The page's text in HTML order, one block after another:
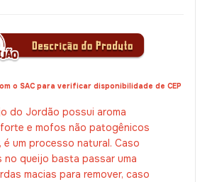
o SAC para verificar disponibilidade de CEP
do Jordão possui aroma
e mofos não patogênicos
é um processo natural. Caso
no queijo basta passar uma
macias para remover, caso